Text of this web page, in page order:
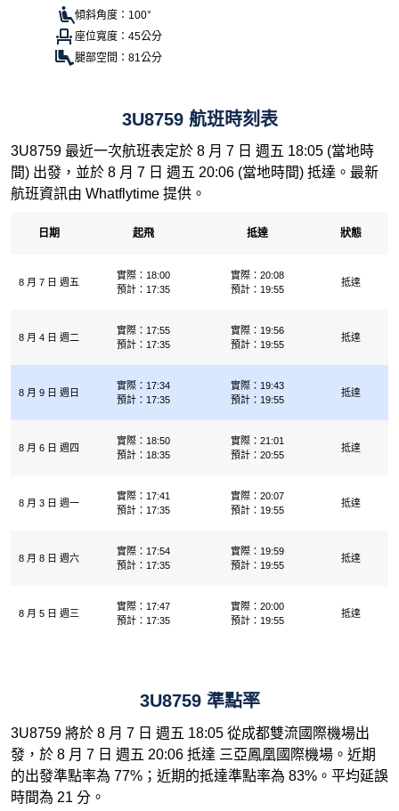
傾斜角度：100°
座位寬度：45公分
腿部空間：81公分
3U8759 航班時刻表
3U8759 最近一次航班表定於 8 月 7 日 週五 18:05 (當地時
間) 出發，並於 8 月 7 日 週五 20:06 (當地時間) 抵達。最新
航班資訊由 Whatflytime 提供。
日期 起飛 抵達 狀態
8 月 7 日 週五
實際：18:00
預計：17:35
實際：20:08
預計：19:55
抵達
8 月 4 日 週二
實際：17:55
預計：17:35
實際：19:56
預計：19:55
抵達
8 月 9 日 週日
實際：17:34
預計：17:35
實際：19:43
預計：19:55
抵達
8 月 6 日 週四
實際：18:50
預計：18:35
實際：21:01
預計：20:55
抵達
8 月 3 日 週一
實際：17:41
預計：17:35
實際：20:07
預計：19:55
抵達
8 月 8 日 週六
實際：17:54
預計：17:35
實際：19:59
預計：19:55
抵達
8 月 5 日 週三
實際：17:47
預計：17:35
實際：20:00
預計：19:55
抵達
3U8759 準點率
3U8759 將於 8 月 7 日 週五 18:05 從成都雙流國際機場出
發，於 8 月 7 日 週五 20:06 抵達 三亞鳳凰國際機場。近期
的出發準點率為 77%；近期的抵達準點率為 83%。平均延誤
時間為 21 分。